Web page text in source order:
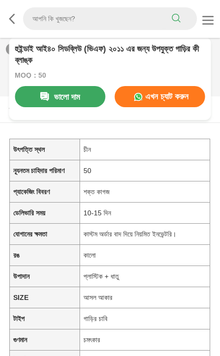
/0
হুইন্ডাই আই৪০ সিডব্লিউ (ভিএফ) ২০১১ এর জন্য উপযুক্ত গাড়ির কী
ব্লাঙ্ক
MOQ：50
ভালো দাম
এখন চ্যাট করুন
পণ্যের বর্ণনা
উৎপত্তি স্থল চীন
ন্যূনতম চাহিদার পরিমাণ 50
প্যাকেজিং বিবরণ শক্ত কাগজ
ডেলিভারি সময় 10-15 দিন
যোগানের ক্ষমতা কাস্টম অর্ডার বাদ দিয়ে নিয়মিত ইনভেন্টরি।
রঙ কালো
উপাদান প্লাস্টিক + ধাতু
SIZE আসল আকার
টাইপ গাড়ির চাবি
গুণমান চমৎকার